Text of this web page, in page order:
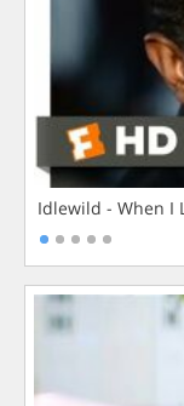
Idlewild - When I